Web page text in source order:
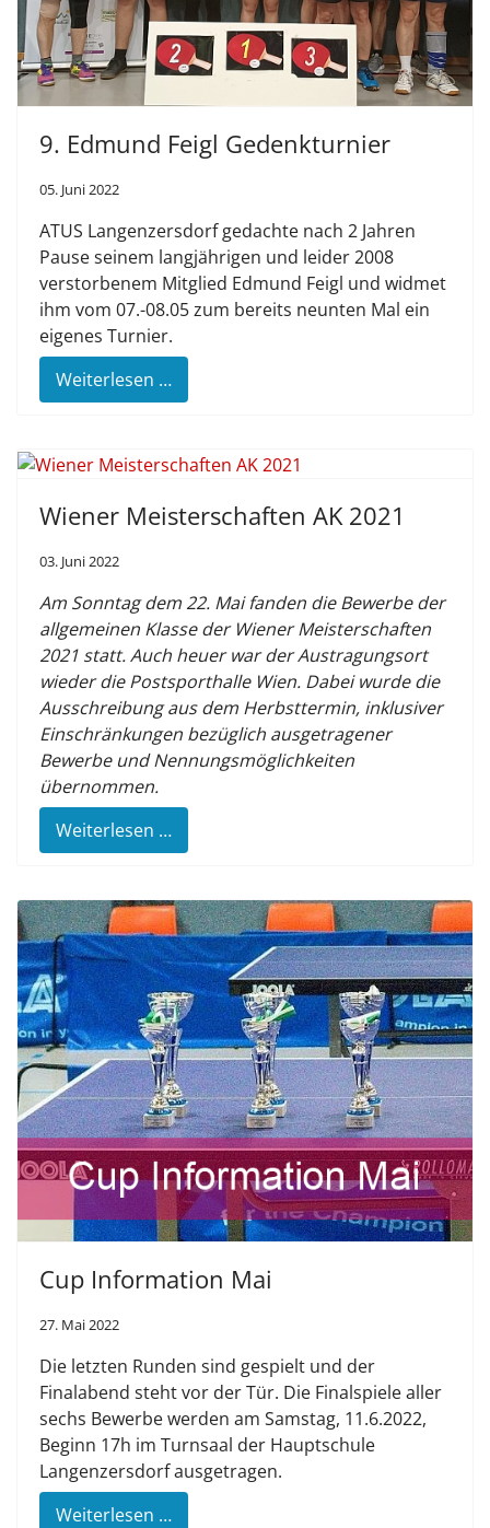
9. Edmund Feigl Gedenkturnier
05. Juni 2022
ATUS Langenzersdorf gedachte nach 2 Jahren
Pause seinem langjährigen und leider 2008
verstorbenem Mitglied Edmund Feigl und widmet
ihm vom 07.-08.05 zum bereits neunten Mal ein
eigenes Turnier.
Weiterlesen …
Wiener Meisterschaften AK 2021
03. Juni 2022
Am Sonntag dem 22. Mai fanden die Bewerbe der
allgemeinen Klasse der Wiener Meisterschaften
2021 statt. Auch heuer war der Austragungsort
wieder die Postsporthalle Wien. Dabei wurde die
Ausschreibung aus dem Herbsttermin, inklusiver
Einschränkungen bezüglich ausgetragener
Bewerbe und Nennungsmöglichkeiten
übernommen.
Weiterlesen …
Cup Information Mai
27. Mai 2022
Die letzten Runden sind gespielt und der
Finalabend steht vor der Tür. Die Finalspiele aller
sechs Bewerbe werden am Samstag, 11.6.2022,
Beginn 17h im Turnsaal der Hauptschule
Langenzersdorf ausgetragen.
Weiterlesen …